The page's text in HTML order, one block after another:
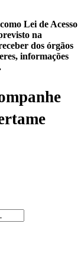
Lei de Acesso
na
dos órgãos
informações